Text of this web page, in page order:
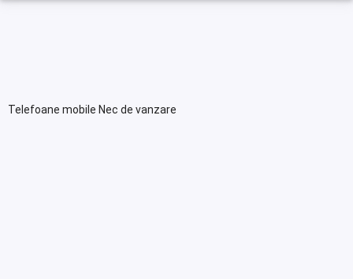
Telefoane mobile Nec de vanzare